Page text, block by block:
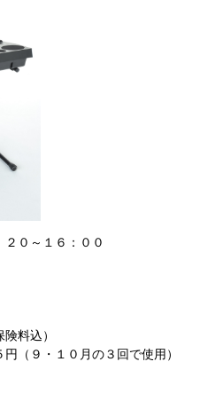
２０～１６：００
険料込）
円
（９・１０月の３回で使用）